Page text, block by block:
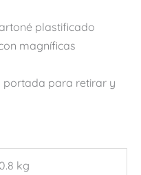
plastificado
magníficas
portada para retirar y
0.8 kg